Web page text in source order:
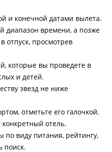
и конечной датами вылета.
диапазон времени, а позже
отпуск, просмотрев
которые вы проведете в
и детей.
звезд не ниже
отметьте его галочкой.
отель.
виду питания, рейтингу,
поиск.